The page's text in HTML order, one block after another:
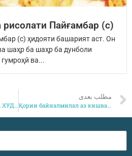
Пайғамбар (с)
(с) ҳидояти башарият аст. Он
шаҳр ба шаҳр ба дунболи
ва...
АҲАММИЯТИ ТАВҲИД ВА ХУДОШИНОСӢ
مطلب بعدی
Қории байналмилал аз кишвари Тоҷикистон Сайид Самариддин Самадов